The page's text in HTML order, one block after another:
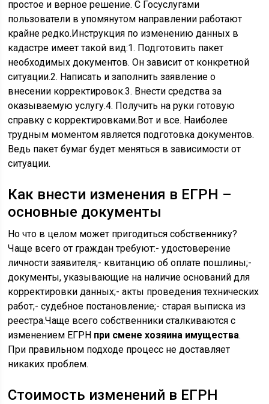
простое и верное решение. С Госуслугами
пользователи в упомянутом направлении работают
крайне редко.Инструкция по изменению данных в
кадастре имеет такой вид:1. Подготовить пакет
необходимых документов. Он зависит от конкретной
ситуации.2. Написать и заполнить заявление о
внесении корректировок.3. Внести средства за
оказываемую услугу.4. Получить на руки готовую
справку с корректировками.Вот и все. Наиболее
трудным моментом является подготовка документов.
Ведь пакет бумаг будет меняться в зависимости от
ситуации.
Как внести изменения в ЕГРН –
основные документы
Но что в целом может пригодиться собственнику?
Чаще всего от граждан требуют:- удостоверение
личности заявителя;- квитанцию об оплате пошлины;-
документы, указывающие на наличие оснований для
корректировки данных;- акты проведения технических
работ;- судебное постановление;- старая выписка из
реестра.Чаще всего собственники сталкиваются с
изменением ЕГРН при смене хозяина имущества.
При правильном подходе процесс не доставляет
никаких проблем.
Стоимость изменений в ЕГРН